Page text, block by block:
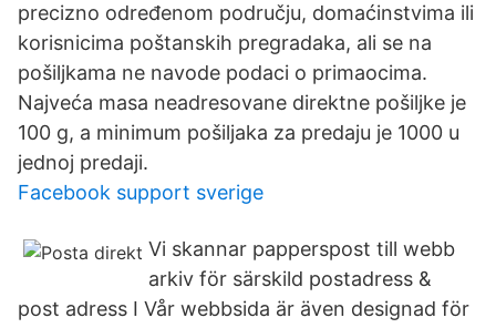
precizno određenom području, domaćinstvima ili
korisnicima poštanskih pregradaka, ali se na
pošiljkama ne navode podaci o primaocima.
Najveća masa neadresovane direktne pošiljke je
100 g, a minimum pošiljaka za predaju je 1000 u
jednoj predaji.
Facebook support sverige
Vi skannar papperspost till webb
arkiv för särskild postadress &
post adress I Vår webbsida är även designad för